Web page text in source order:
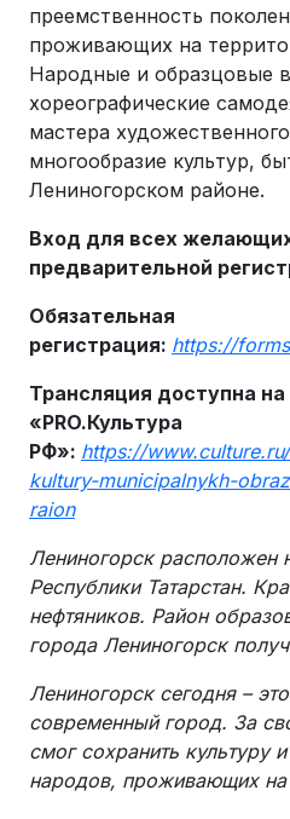
преемственность
проживающих на
Народные и образцовые
хореографические
мастера
многообразие культур,
Лениногорском районе.
Вход для всех
предварительной
Обязательная
регистрация: https://
Трансляция доступна на
«PRO.Культура
РФ»: https://
kultury-municipalnykh-
raion
Лениногорск расположен
Республики Татарстан.
нефтяников. Район
города Лениногорск
Лениногорск сегодня –
современный город. За
смог сохранить культуру
народов, проживающих на